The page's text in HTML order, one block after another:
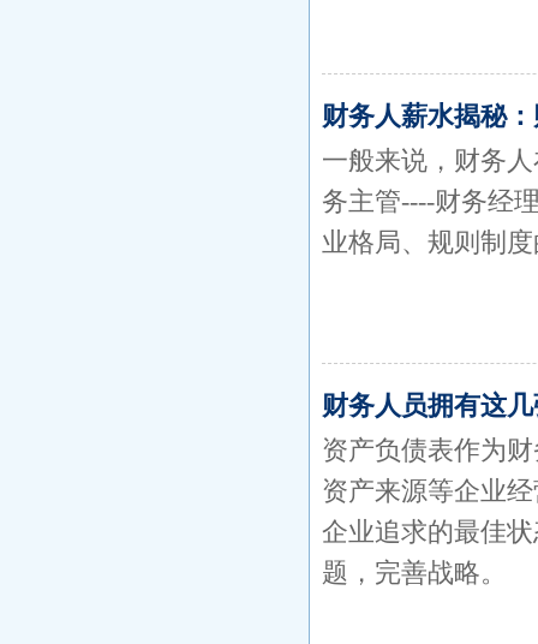
财务人薪水揭秘
一般来说，财务
务主管----财务经
业格局、规则制
财务人员拥有这
资产负债表作为
资产来源等企业
企业追求的最佳
题，完善战略。